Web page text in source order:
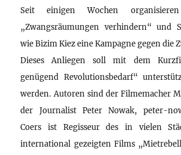
Seit einigen Wochen
„Zwangsräumungen verhindern“ und
wie Bizim Kiez eine Kampagne gegen die
Dieses Anliegen soll mit dem
genügend Revolutionsbedarf“
werden. Autoren sind der Filmemacher
der Journalist Peter Nowak, peter-
Coers ist Regisseur des in vielen
international gezeigten Films